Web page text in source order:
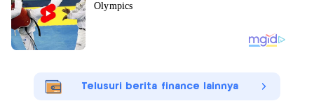
Telusuri berita finance lainnya